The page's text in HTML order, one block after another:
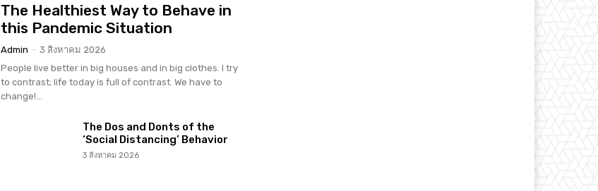
The Healthiest Way to Behave in
this Pandemic Situation
Admin - 3 สิงหาคม 2026
People live better in big houses and in big clothes. I try
to contrast; life today is full of contrast. We have to
change!...
The Dos and Donts of the
‘Social Distancing’ Behavior
3 สิงหาคม 2026